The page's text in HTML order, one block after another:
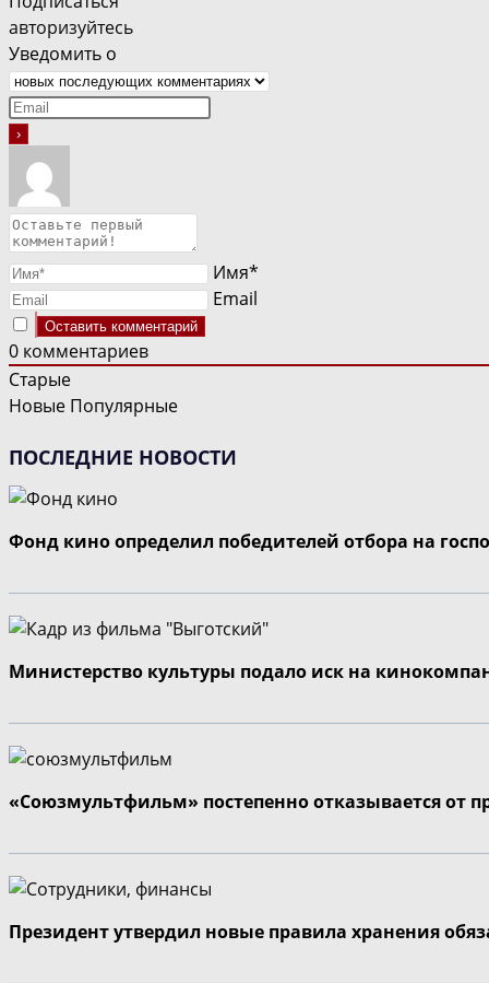
авторизуйтесь
Уведомить о
Имя*
Email
0 комментариев
Старые
Новые Популярные
ПОСЛЕДНИЕ НОВОСТИ
Фонд кино определил победителей отбора на
Министерство культуры подало иск на
«Союзмультфильм» постепенно отказывается от
Президент утвердил новые правила хранения